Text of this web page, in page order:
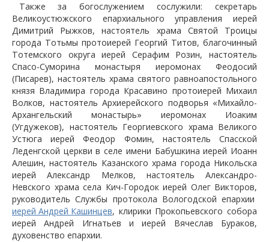
Также за богослужением сослужили: секретарь
Великоустюжского епархиального управления иерей
Димитрий Рыжков, настоятель храма Святой Троицы
города Тотьмы протоиерей Георгий Титов, благочинный
Тотемского округа иерей Серафим Розин, настоятель
Спасо-Суморина монастыря иеромонах Феодосий
(Писарев), настоятель храма святого равноапостольного
князя Владимира города Красавино протоиерей Михаил
Волков, настоятель Архиерейского подворья «Михайло-
Архангельский монастырь» иеромонах Иоаким
(Угдужеков), настоятель Георгиевского храма Великого
Устюга иерей Феодор Фомин, настоятель Спасской
Леденгской церкви в селе имени Бабушкина иерей Иоанн
Алешин, настоятель Казанского храма города Никольска
иерей Александр Мелков, настоятель Александро-
Невского храма села Кич-Городок иерей Олег Викторов,
руководитель Службы протокола Вологодской епархии
иерей Андрей Кашинцев, клирики Прокопьевского собора
иерей Андрей Игнатьев и иерей Вячеслав Бураков,
духовенство епархии.